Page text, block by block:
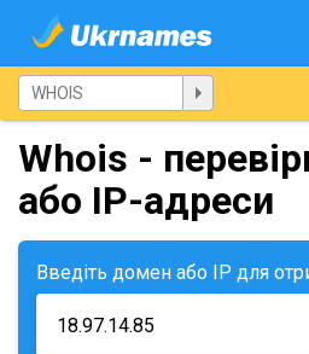
Whois -
або IP-адреси
Введіть домен або IP для